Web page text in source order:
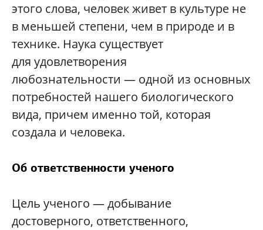
этого слова, человек живет в культуре не
в меньшей степени, чем в природе и в
технике. Наука существует
для удовлетворения
любознательности — одной из основных
потребностей нашего биологического
вида, причем именно той, которая
создала и человека.
Об ответственности ученого
Цель ученого — добывание
достоверного, ответственного,